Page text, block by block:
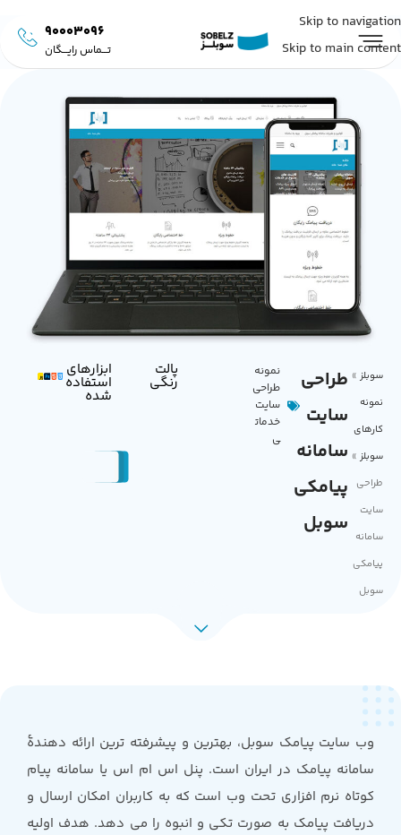
Skip to navigation
Skip to main content
90003096
تـــماس رایـــگان
سوبلز »
نمونه
کارهای
سوبلز »
طراحی
سایت
سامانه
پیامکی
سوبل
طراحی
سایت
سامانه
پیامکی
سوبل
نمونه
طراحی
سایت
خدمات
ی
پالت
رنگی
ابزار‌های
استفاده
شده
وب سایت پیامک سوبل، بهترین و پیشرفته ترین ارائه دهندۀ
سامانه پیامک در ایران است. پنل اس ام اس یا سامانه پیام
کوتاه نرم افزاری تحت وب است که به کاربران امکان ارسال و
دریافت پیامک به صورت تکی و انبوه را می دهد. هدف اولیه